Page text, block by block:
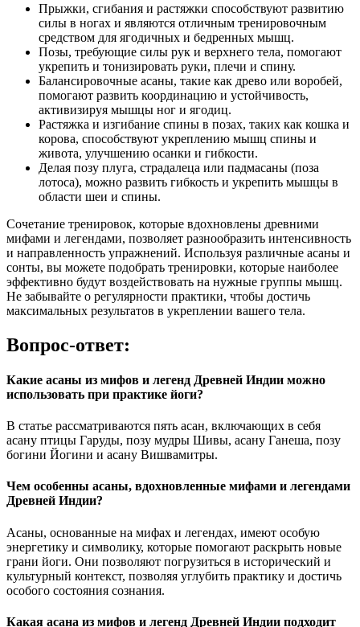
Прыжки, сгибания и растяжки способствуют развитию
силы в ногах и являются отличным тренировочным
средством для ягодичных и бедренных мышц.
Позы, требующие силы рук и верхнего тела, помогают
укрепить и тонизировать руки, плечи и спину.
Балансировочные асаны, такие как древо или воробей,
помогают развить координацию и устойчивость,
активизируя мышцы ног и ягодиц.
Растяжка и изгибание спины в позах, таких как кошка и
корова, способствуют укреплению мышц спины и
живота, улучшению осанки и гибкости.
Делая позу плуга, страдалеца или падмасаны (поза
лотоса), можно развить гибкость и укрепить мышцы в
области шеи и спины.
Сочетание тренировок, которые вдохновлены древними
мифами и легендами, позволяет разнообразить интенсивность
и направленность упражнений. Используя различные асаны и
сонты, вы можете подобрать тренировки, которые наиболее
эффективно будут воздействовать на нужные группы мышц.
Не забывайте о регулярности практики, чтобы достичь
максимальных результатов в укреплении вашего тела.
Вопрос-ответ:
Какие асаны из мифов и легенд Древней Индии можно
использовать при практике йоги?
В статье рассматриваются пять асан, включающих в себя
асану птицы Гаруды, позу мудры Шивы, асану Ганеша, позу
богини Йогини и асану Вишвамитры.
Чем особенны асаны, вдохновленные мифами и легендами
Древней Индии?
Асаны, основанные на мифах и легендах, имеют особую
энергетику и символику, которые помогают раскрыть новые
грани йоги. Они позволяют погрузиться в исторический и
культурный контекст, позволяя углубить практику и достичь
особого состояния сознания.
Какая асана из мифов и легенд Древней Индии подходит